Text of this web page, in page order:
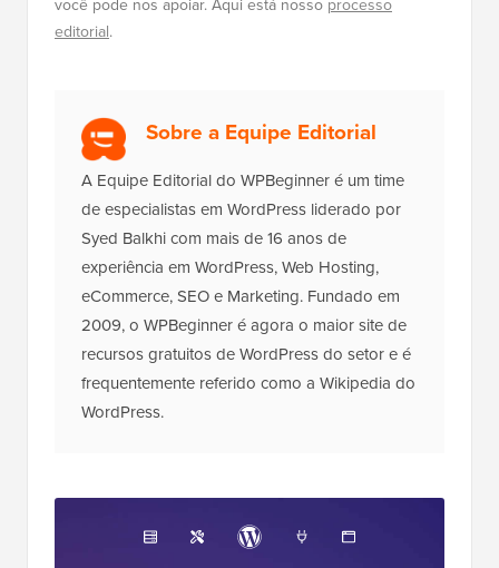
você pode nos apoiar. Aqui está nosso processo
editorial.
Sobre a Equipe Editorial
A Equipe Editorial do WPBeginner é um time
de especialistas em WordPress liderado por
Syed Balkhi com mais de 16 anos de
experiência em WordPress, Web Hosting,
eCommerce, SEO e Marketing. Fundado em
2009, o WPBeginner é agora o maior site de
recursos gratuitos de WordPress do setor e é
frequentemente referido como a Wikipedia do
WordPress.